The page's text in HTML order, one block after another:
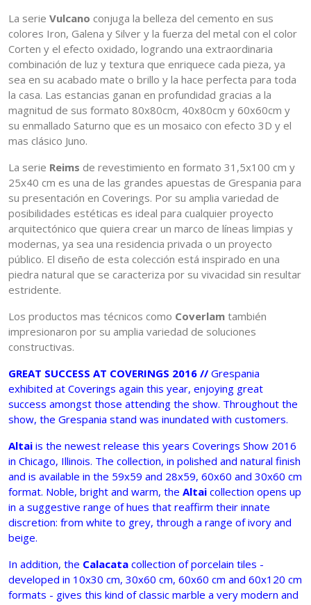
La serie Vulcano conjuga la belleza del cemento en sus
colores Iron, Galena y Silver y la fuerza del metal con el color
Corten y el efecto oxidado, logrando una extraordinaria
combinación de luz y textura que enriquece cada pieza, ya
sea en su acabado mate o brillo y la hace perfecta para toda
la casa. Las estancias ganan en profundidad gracias a la
magnitud de sus formato 80x80cm, 40x80cm y 60x60cm y
su enmallado Saturno que es un mosaico con efecto 3D y el
mas clásico Juno.
La serie Reims de revestimiento en formato 31,5x100 cm y
25x40 cm es una de las grandes apuestas de Grespania para
su presentación en Coverings. Por su amplia variedad de
posibilidades estéticas es ideal para cualquier proyecto
arquitectónico que quiera crear un marco de líneas limpias y
modernas, ya sea una residencia privada o un proyecto
público. El diseño de esta colección está inspirado en una
piedra natural que se caracteriza por su vivacidad sin resultar
estridente.
Los productos mas técnicos como Coverlam también
impresionaron por su amplia variedad de soluciones
constructivas.
GREAT SUCCESS AT COVERINGS 2016 // Grespania
exhibited at Coverings again this year, enjoying great
success amongst those attending the show. Throughout the
show, the Grespania stand was inundated with customers.
Altai is the newest release this years Coverings Show 2016
in Chicago, Illinois. The collection, in polished and natural finish
and is available in the 59x59 and 28x59, 60x60 and 30x60 cm
format. Noble, bright and warm, the Altai collection opens up
in a suggestive range of hues that reaffirm their innate
discretion: from white to grey, through a range of ivory and
beige.
In addition, the Calacata collection of porcelain tiles -
developed in 10x30 cm, 30x60 cm, 60x60 cm and 60x120 cm
formats - gives this kind of classic marble a very modern and